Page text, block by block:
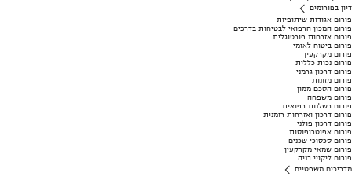
דיון בפורומים
פורום אגודות שיתופיות
פורום המכון הרפואי לבטיחות בדרכים
פורום אזרחות פורטוגלית
פורום ביטוח לאומי
פורום מקרקעין
פורום נכות כללית
פורום דרכון גרמני
פורום מזונות
פורום הסכם ממון
פורום משפחה
פורום רשלנות רפואית
פורום דרכון ואזרחות רומנית
פורום דרכון פולני
פורום אפוטרופוסות
פורום סכסוכי שכנים
פורום שמאי מקרקעין
פורום ליקויי בניה
מדריכים משפטיים